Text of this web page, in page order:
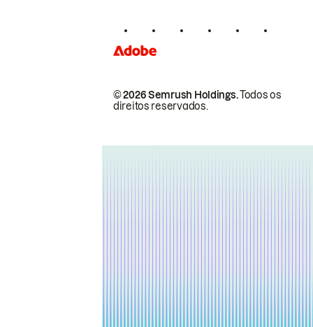
© 2026 Semrush Holdings.Todos os
direitos reservados.